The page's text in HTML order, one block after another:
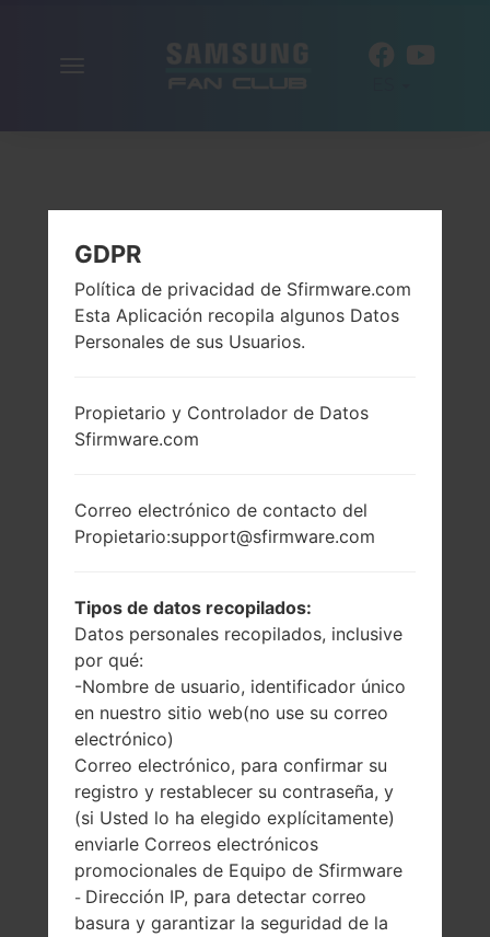
GDPR
Política de privacidad de Sfirmware.com
Esta Aplicación recopila algunos Datos
Personales de sus Usuarios.
Propietario y Controlador de Datos
Sfirmware.com
Correo electrónico de contacto del
Propietario:support@sfirmware.com
Tipos de datos recopilados:
Datos personales recopilados, inclusive
por qué:
-Nombre de usuario, identificador único
en nuestro sitio web(no use su correo
electrónico)
Correo electrónico, para confirmar su
registro y restablecer su contraseña, y
(si Usted lo ha elegido explícitamente)
enviarle Correos electrónicos
promocionales de Equipo de Sfirmware
- Dirección IP, para detectar correo
basura y garantizar la seguridad de la